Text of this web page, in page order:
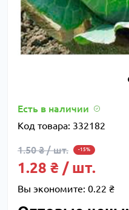
Есть в наличии
Код товара: 332182
1.50 ₴ / шт. -15%
1.28 ₴ / шт.
Вы экономите: 0.22 ₴